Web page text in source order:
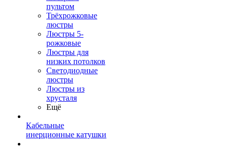
пультом
Трёхрожковые
люстры
Люстры 5-
рожковые
Люстры для
низких потолков
Cветодиодные
люстры
Люстры из
хрусталя
Ещё
Кабельные
инерционные катушки